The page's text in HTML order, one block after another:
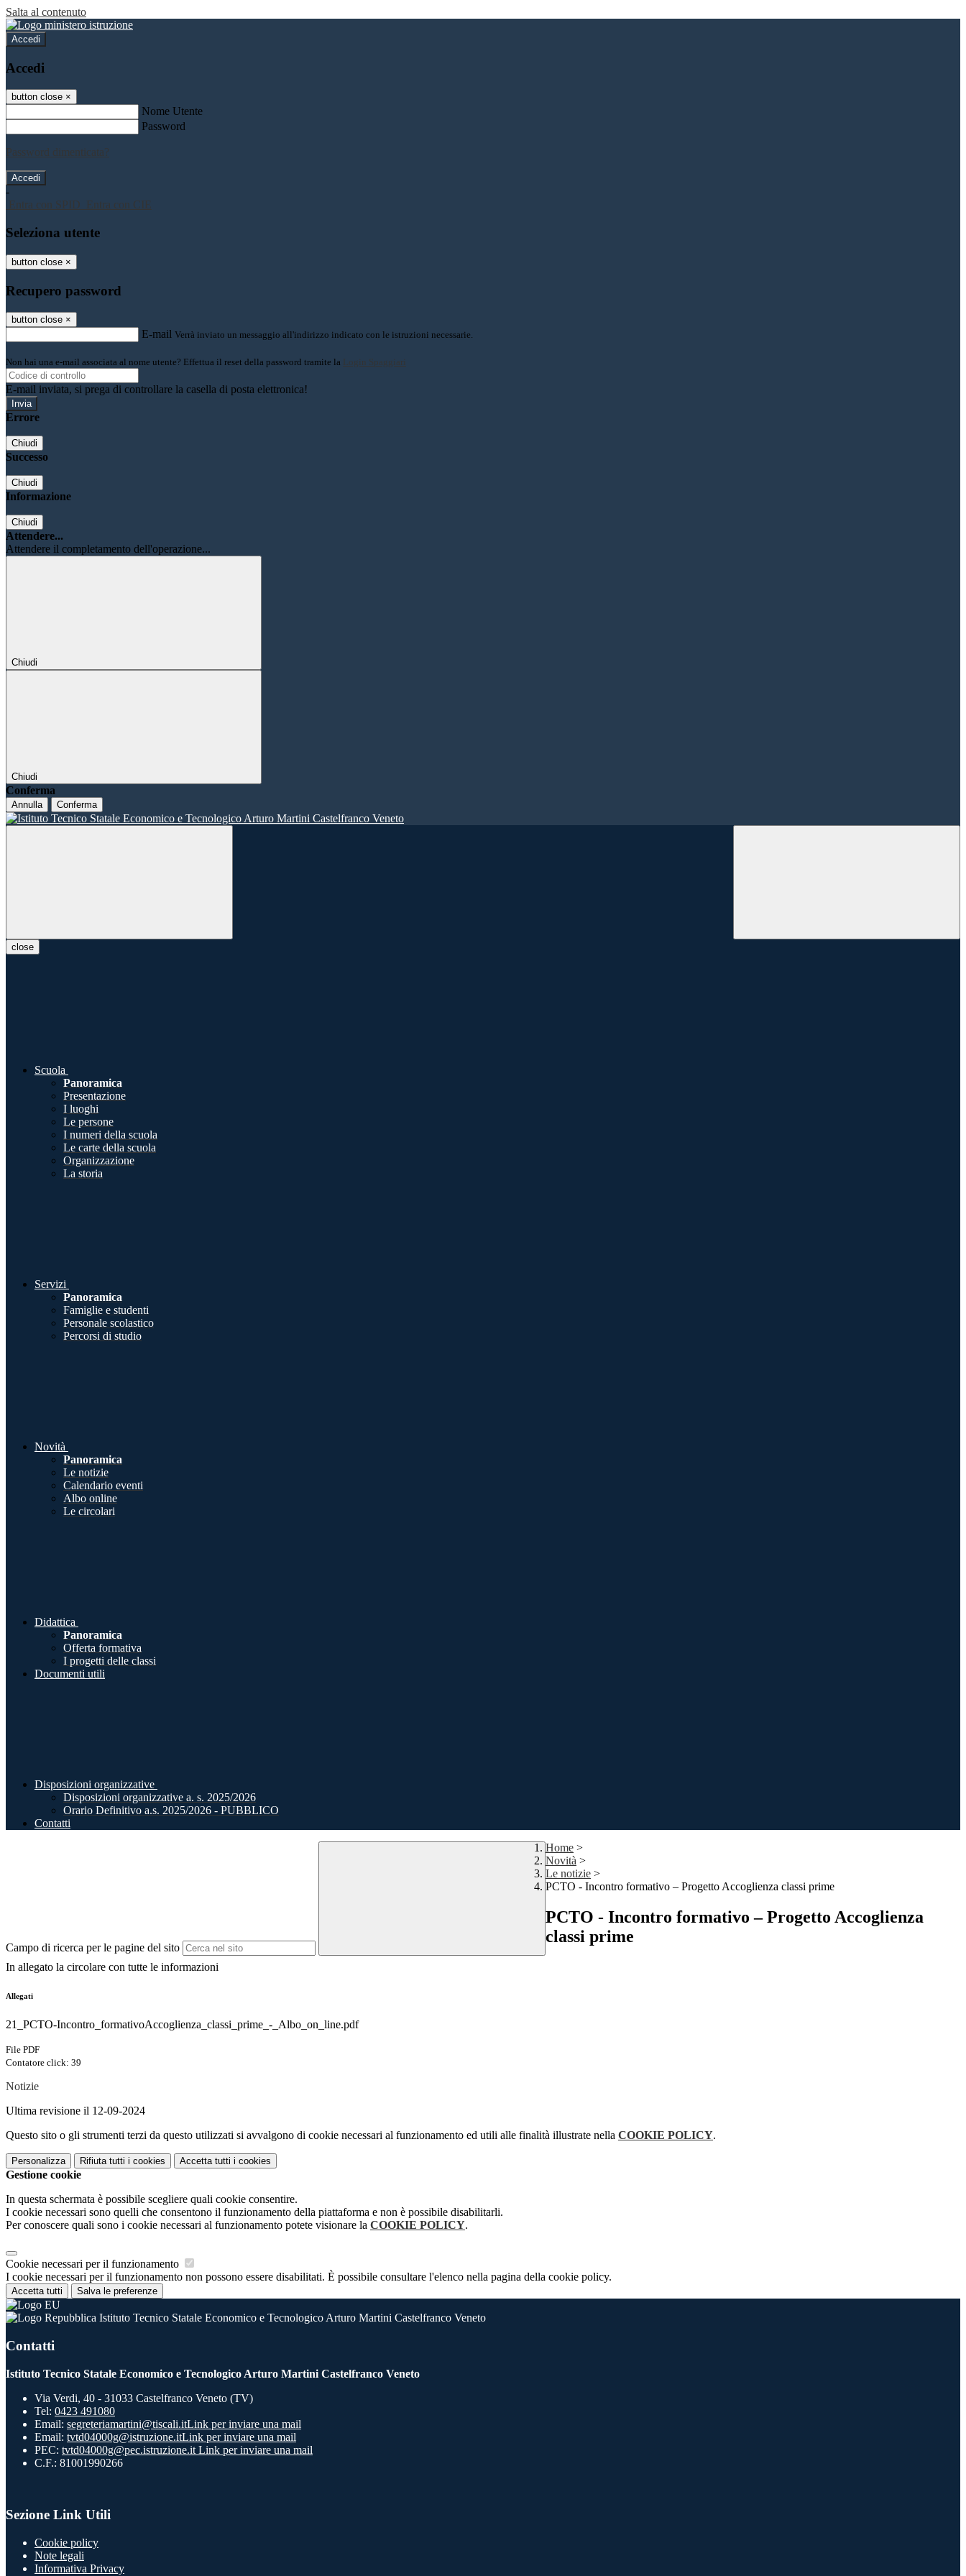
Salta al contenuto
Accedi
Accedi
button close ×
Nome Utente
Password
Password dimenticata?
-
Entra con SPID
Entra con CIE
Seleziona utente
button close ×
Recupero password
button close ×
E-mail Verrà inviato un messaggio all'indirizzo indicato con le istruzioni necessarie.
Non hai una e-mail associata al nome utente? Effettua il reset della password tramite la Login Spaggiari
E-mail inviata, si prega di controllare la casella di posta elettronica!
Errore
Chiudi
Successo
Chiudi
Informazione
Chiudi
Attendere...
Attendere il completamento dell'operazione...
Chiudi
Chiudi
Conferma
Annulla Conferma
close
Scuola
Panoramica
Presentazione
I luoghi
Le persone
I numeri della scuola
Le carte della scuola
Organizzazione
La storia
Servizi
Panoramica
Famiglie e studenti
Personale scolastico
Percorsi di studio
Novità
Panoramica
Le notizie
Calendario eventi
Albo online
Le circolari
Didattica
Panoramica
Offerta formativa
I progetti delle classi
Documenti utili
Disposizioni organizzative
Disposizioni organizzative a. s. 2025/2026
Orario Definitivo a.s. 2025/2026 - PUBBLICO
Contatti
Campo di ricerca per le pagine del sito
Home >
Novità >
Le notizie >
PCTO - Incontro formativo – Progetto Accoglienza classi prime
PCTO - Incontro formativo – Progetto Accoglienza
classi prime
In allegato la circolare con tutte le informazioni
Allegati
21_PCTO-Incontro_formativoAccoglienza_classi_prime_-_Albo_on_line.pdf
File PDF
Contatore click: 39
Notizie
Ultima revisione il 12-09-2024
Questo sito o gli strumenti terzi da questo utilizzati si avvalgono di cookie necessari al funzionamento ed utili alle finalità illustrate nella COOKIE POLICY.
Personalizza Rifiuta tutti i cookies Accetta tutti i cookies
Gestione cookie
In questa schermata è possibile scegliere quali cookie consentire.
I cookie necessari sono quelli che consentono il funzionamento della piattaforma e non è possibile disabilitarli.
Per conoscere quali sono i cookie necessari al funzionamento potete visionare la COOKIE POLICY.
Cookie necessari per il funzionamento
I cookie necessari per il funzionamento non possono essere disabilitati. È possibile consultare l'elenco nella pagina della cookie policy.
Accetta tutti Salva le preferenze
Istituto Tecnico Statale Economico e Tecnologico Arturo Martini Castelfranco Veneto
Contatti
Istituto Tecnico Statale Economico e Tecnologico Arturo Martini Castelfranco Veneto
Via Verdi, 40 - 31033 Castelfranco Veneto (TV)
Tel: 0423 491080
Email: segreteriamartini@tiscali.itLink per inviare una mail
Email: tvtd04000g@istruzione.itLink per inviare una mail
PEC: tvtd04000g@pec.istruzione.it Link per inviare una mail
C.F.: 81001990266
Sezione Link Utili
Cookie policy
Note legali
Informativa Privacy